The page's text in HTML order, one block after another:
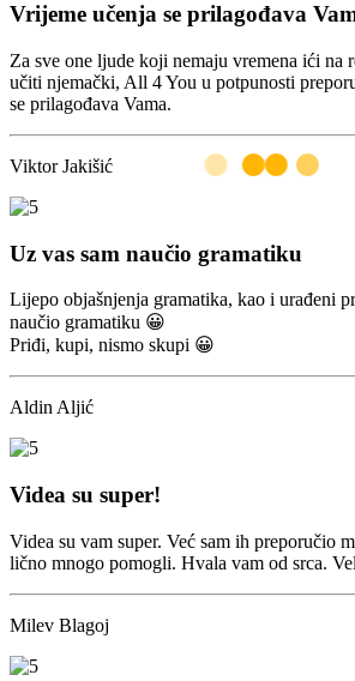
Vrijeme učenja se prilagođava
Za sve one ljude koji nemaju vremena ići na
učiti njemački, All 4 You u potpunosti
se prilagođava Vama.
Viktor Jakišić
Uz vas sam naučio gramatiku
Lijepo objašnjenja gramatika, kao i urađeni
naučio gramatiku 😀
Priđi, kupi, nismo skupi 😀
Aldin Aljić
Videa su super!
Videa su vam super. Već sam ih preporučio
lično mnogo pomogli. Hvala vam od srca.
Milev Blagoj